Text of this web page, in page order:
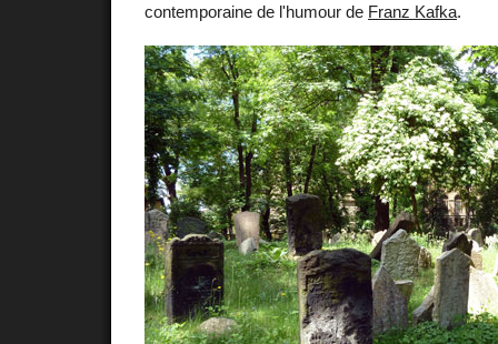
contemporaine de l'humour de Franz Kafka.